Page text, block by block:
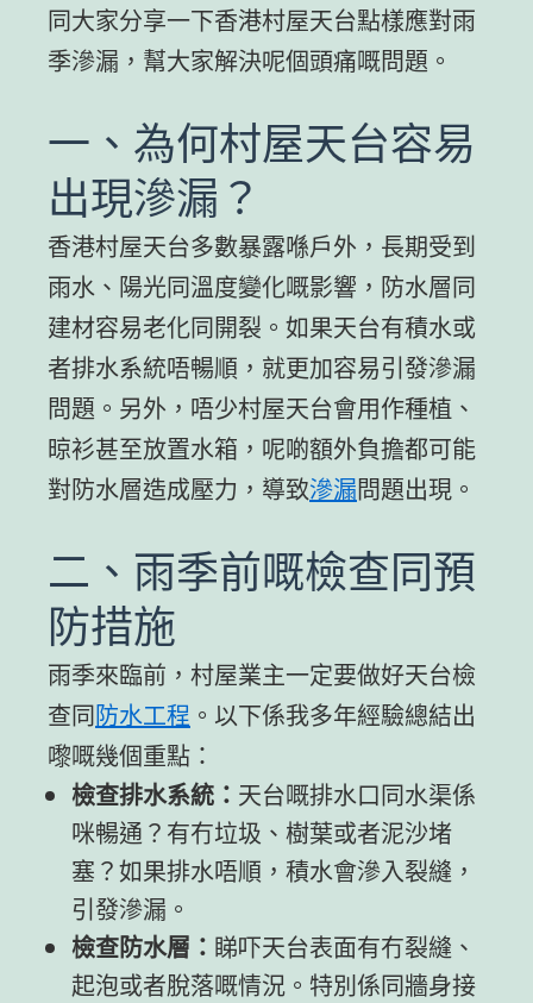
同大家分享一下香港村屋天台點樣應對雨
季滲漏，幫大家解決呢個頭痛嘅問題。
一、為何村屋天台容易
出現滲漏？
香港村屋天台多數暴露喺戶外，長期受到
雨水、陽光同溫度變化嘅影響，防水層同
建材容易老化同開裂。如果天台有積水或
者排水系統唔暢順，就更加容易引發滲漏
問題。另外，唔少村屋天台會用作種植、
晾衫甚至放置水箱，呢啲額外負擔都可能
對防水層造成壓力，導致滲漏問題出現。
二、雨季前嘅檢查同預
防措施
雨季來臨前，村屋業主一定要做好天台檢
查同防水工程 。以下係我多年經驗總結出
嚟嘅幾個重點：
檢查排水系統： 天台嘅排水口同水渠係
咪暢通？有冇垃圾、樹葉或者泥沙堵
塞？如果排水唔順，積水會滲入裂縫，
引發滲漏。
檢查防水層： 睇吓天台表面有冇裂縫、
起泡或者脫落嘅情況。特別係同牆身接